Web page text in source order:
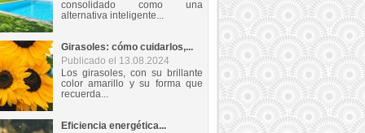
consolidado como una
alternativa inteligente...
Girasoles: cómo cuidarlos,...
Publicado el 13.08.2024
Los girasoles, con su brillante
color amarillo y su forma que
recuerda...
Eficiencia energética...